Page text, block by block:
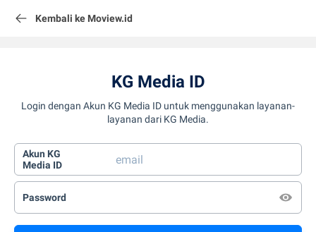
Kembali ke Moview.id
KG Media ID
Login dengan Akun KG Media ID untuk menggunakan layanan-
layanan dari KG Media.
Akun KG
Media ID
Password